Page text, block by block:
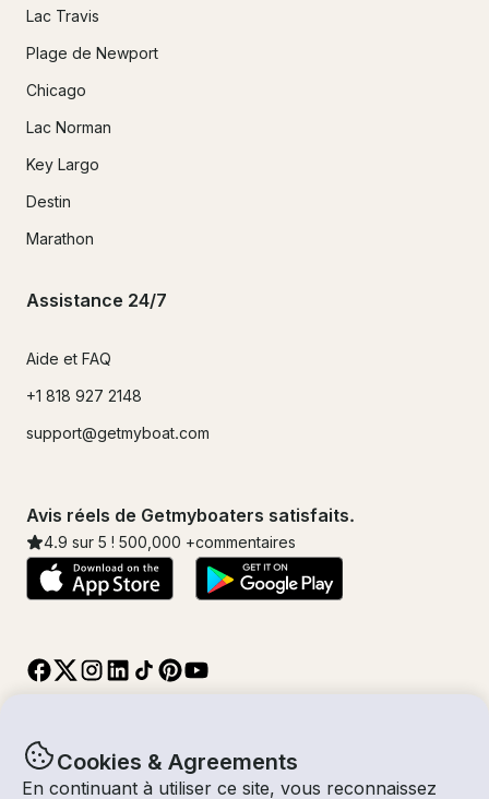
Cookies & Agreements
En continuant à utiliser ce site, vous reconnaissez
Lac Travis
Plage de Newport
Chicago
Lac Norman
Key Largo
Destin
Marathon
Assistance 24/7
Aide et FAQ
+1 818 927 2148
support@getmyboat.com
Avis réels de Getmyboaters satisfaits.
4.9 sur 5 ! 500,000 +commentaires
© Getmyboat 2026TermesConfidentialité